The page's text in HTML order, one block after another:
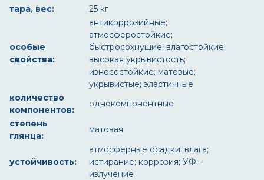
тара, вес:
25 кг
особые
свойства:
антикоррозийные;
атмосферостойкие;
быстросохнущие; влагостойкие;
высокая укрывистость;
износостойкие; матовые;
укрывистые; эластичные
количество
компонентов:
однокомпонентные
степень
глянца:
матовая
устойчивость:
атмосферные осадки; влага;
истирание; коррозия; УФ-
излучение